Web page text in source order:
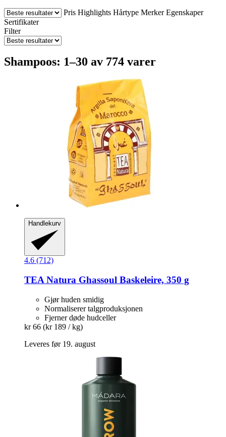
Pris Highlights Hårtype Merker Egenskaper
Sertifikater
Filter
Shampoos: 1–30 av 774 varer
Handlekurv
4.6 (712)
TEA Natura Ghassoul Вaskеlеirе, 350 g
Gjør huden smidig
Normaliserer talgproduksjonen
Fjerner døde hudceller
kr 66 (kr 189 / kg)
Leveres før 19. august